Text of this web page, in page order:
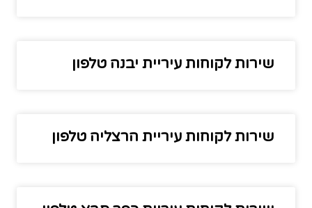
שירות לקוחות עיריית יבנה טלפון
שירות לקוחות עיריית הרצליה טלפון